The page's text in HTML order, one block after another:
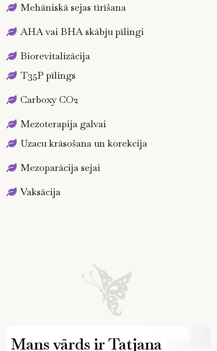
Mehāniskā sejas tīrīšana
AHA vai BHA skābju pīlingi
Biorevitalizācija
T35P pīlings
Carboxy CO2
Mezoterapija galvai
Uzacu krāsošana un korekcija
Mezoparācija sejai
Vaksācija
Mans vārds ir Tatjana